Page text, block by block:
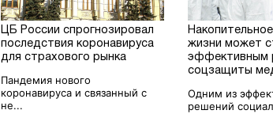
ЦБ России спрогнозировал
последствия коронавируса
для страхового рынка
Пандемия нового
коронавируса и связанный с
не...
жизни может
эффективным
соцзащиты
Одним из
решений